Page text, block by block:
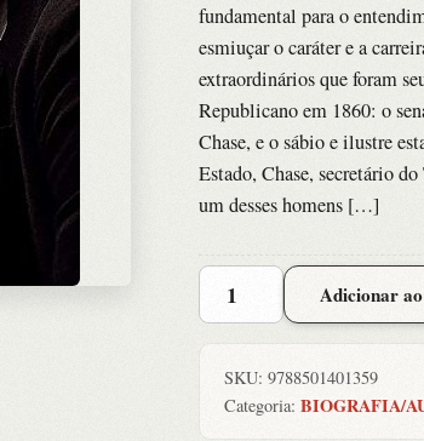
fundamental para o
esmiuçar o caráter e a
extraordinários que foram
Republicano em 1860: o
Chase, e o sábio e ilustre
Estado, Chase, secretário
um desses homens […]
Lincoln
quantidade
Adicionar
SKU: 9788501401359
Categoria: BIOGRAFIA/